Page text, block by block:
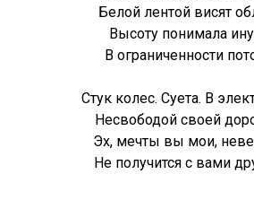
Белой лентой висят
Высоту понимала
В ограниченности
Стук колес. Суета. В
Несвободой своей
Эх, мечты вы мои,
Не получится с вами